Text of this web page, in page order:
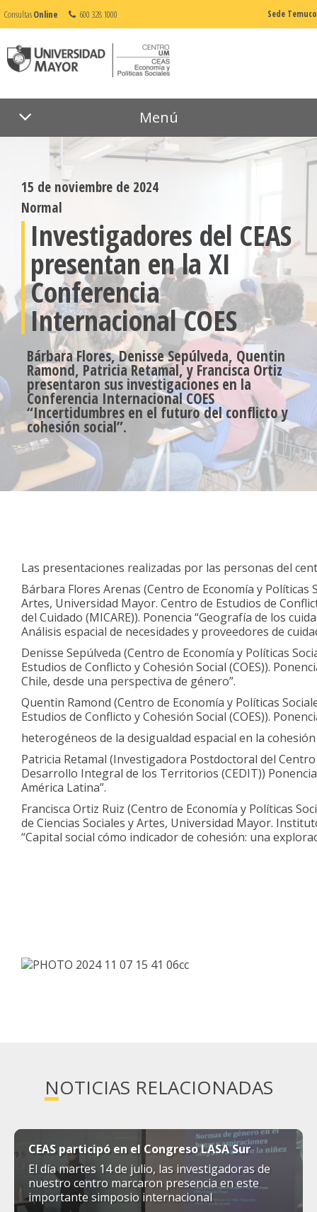
ConsultasOnline 600 328 1000 Sede Temuco
Menú
15 de noviembre de 2024
Normal
Investigadores del CEAS
presentan en la XI
Conferencia
Internacional COES
Bárbara Flores, Denisse Sepúlveda, Quentin
Ramond, Patricia Retamal, y Francisca Ortiz
presentaron sus investigaciones en la
Conferencia Internacional COES
“Incertidumbres en el futuro del conflicto y
cohesión social”.
Las presentaciones realizadas por las personas del
Bárbara Flores Arenas (Centro de Economía y Políticas
Artes, Universidad Mayor. Centro de Estudios de
del Cuidado (MICARE)). Ponencia “Geografía de los
Análisis espacial de necesidades y proveedores de
Denisse Sepúlveda (Centro de Economía y Políticas
Estudios de Conflicto y Cohesión Social (COES)).
Chile, desde una perspectiva de género”.
Quentin Ramond (Centro de Economía y Políticas
Estudios de Conflicto y Cohesión Social (COES)).
heterogéneos de la desigualdad espacial en la
Patricia Retamal (Investigadora Postdoctoral del
Desarrollo Integral de los Territorios (CEDIT))
América Latina”.
Francisca Ortiz Ruiz (Centro de Economía y Políticas
de Ciencias Sociales y Artes, Universidad Mayor.
“Capital social cómo indicador de cohesión: una
NOTICIAS RELACIONADAS
CEAS participó en el Congreso LASA Sur
El día martes 14 de julio, las investigadoras de
nuestro centro marcaron presencia en este
importante simposio internacional